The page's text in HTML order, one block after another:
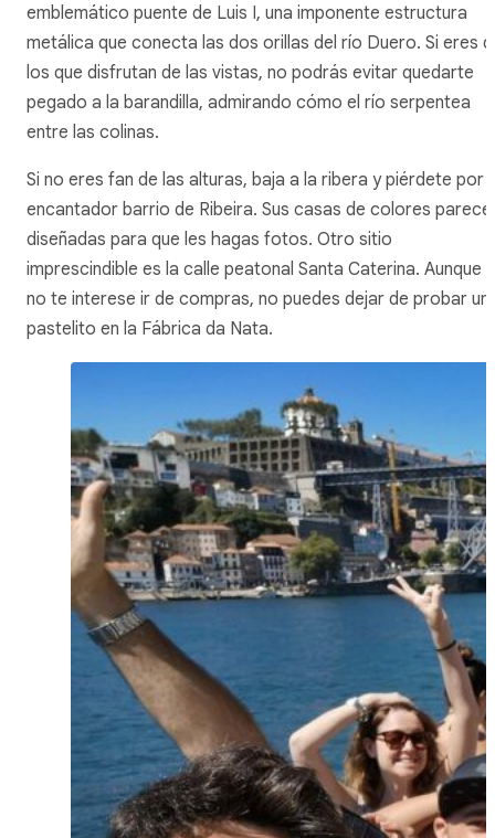
emblemático puente de Luis I, una imponente estructura
metálica que conecta las dos orillas del río Duero. Si eres
los que disfrutan de las vistas, no podrás evitar quedarte
pegado a la barandilla, admirando cómo el río serpentea
entre las colinas.
Si no eres fan de las alturas, baja a la ribera y piérdete por
encantador barrio de Ribeira. Sus casas de colores
diseñadas para que les hagas fotos. Otro sitio
imprescindible es la calle peatonal Santa Caterina. Aunque
no te interese ir de compras, no puedes dejar de probar un
pastelito en la Fábrica da Nata.